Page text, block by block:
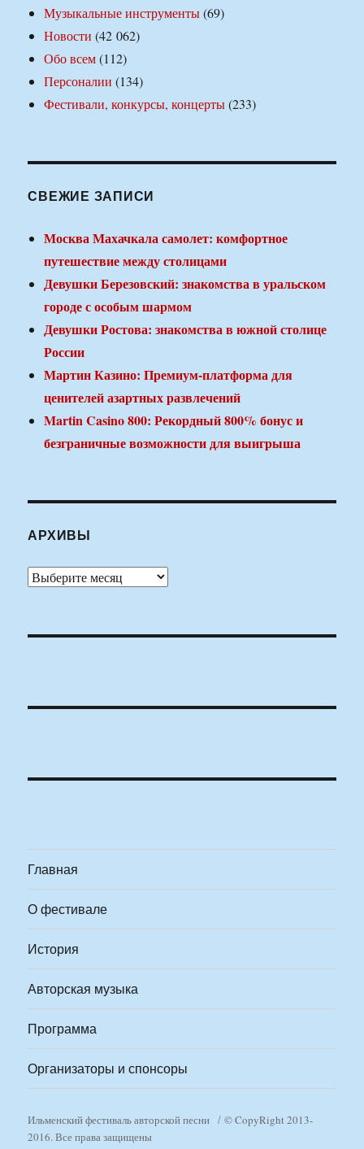
Музыкальные инструменты(69)
Новости (42 062)
Обо всем(112)
Персоналии (134)
Фестивали, конкурсы, концерты(233)
СВЕЖИЕ ЗАПИСИ
Москва Махачкала самолет: комфортное
путешествие между столицами
Девушки Березовский: знакомства в уральском
городе с особым шармом
Девушки Ростова: знакомства в южной столице
России
Мартин Казино: Премиум-платформа для
ценителей азартных развлечений
Martin Casino 800: Рекордный 800% бонус и
безграничные возможности для выигрыша
АРХИВЫ
Архивы
Главная
О фестивале
История
Авторская музыка
Программа
Организаторы и спонсоры
Ильменский фестиваль авторской песни
© CopyRight 2013-
2016. Все права защищены